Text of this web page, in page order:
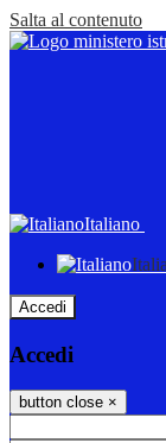
Salta al contenuto
Italiano
Accedi
Accedi
button close ×